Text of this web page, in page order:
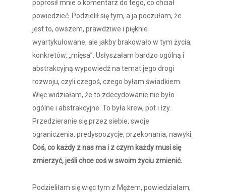
poprosił mnie o komentarz do tego, co chciał
powiedzieć. Podzielił się tym, a ja poczułam, że
jest to, owszem, prawdziwe i pięknie
wyartykułowane, ale jakby brakowało w tym życia,
konkretów, „mięsa”. Usłyszałam bardzo ogólną i
abstrakcyjną wypowiedź na temat jego drogi
rozwoju, czyli czegoś, czego byłam świadkiem.
Więc widziałam, że to zdecydowanie nie było
ogólne i abstrakcyjne. To była krew, pot i łzy.
Przedzieranie się przez siebie, swoje
ograniczenia, predyspozycje, przekonania, nawyki.
Coś, co każdy z nas ma i z czym każdy musi się
zmierzyć, jeśli chce coś w swoim życiu zmienić.
Podzieliłam się więc tym z Mężem, powiedziałam,